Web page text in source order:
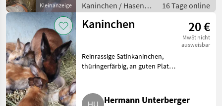
Kleinanzeige
Kaninchen / Hasen /
Jungkaninchen
16 Tage online
Kaninchen 20 €
MwSt nicht
ausweisbar
Reinrassige Satinkaninchen,
thüringerfärbig, an guten Platz
Hasen Jungkaninchen
Hermann Unterberger